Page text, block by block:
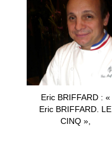
Eric BRIFFARD : «
Eric BRIFFARD. LE
CINQ »,